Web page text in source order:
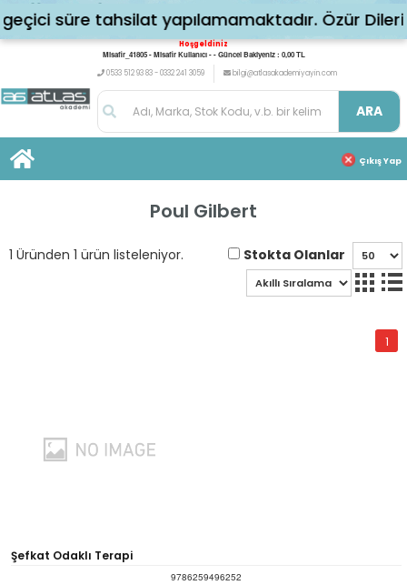
süre tahsilat yapılamamaktadır. Özür Dileriz
Hoşgeldiniz
Misafir_41805 - Misafir Kullanıcı - - Güncel Bakiyeniz : 0,00 TL
0533 512 93 83 - 0332 241 3059
bilgi@atlasakademiyayin.com
ARA
Çıkış Yap
Poul Gilbert
1 Üründen 1 ürün listeleniyor. Stokta Olanlar
1
Şefkat Odaklı Terapi
9786259496252